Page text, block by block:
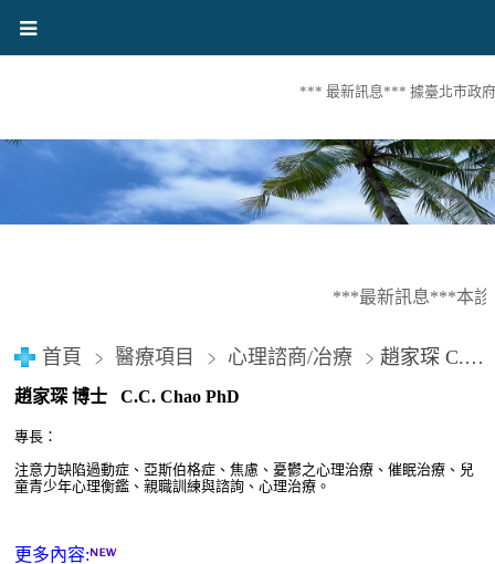
*** 最新訊息*** 據臺北市政府
***最新訊息***本診
首頁 醫療項目 心理諮商/冶療 趙家琛 C.C. Chao PhD ( 臨床心理師)
趙家琛 博士 C.C. Chao PhD
專長：
注意力缺陷過動症、亞斯伯格症、焦慮、憂鬱之心理治療、催眠治療、兒
童青少年心理衡鑑、親職訓練與諮詢、心理治療。
更多內容: